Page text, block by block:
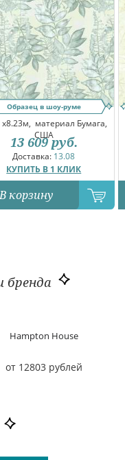
Образец в шоу-руме
материал Бумага,
США
Доставка: 13.08
КУПИТЬ В 1 КЛИК
13 609 руб.
корзину
бренда
Hampton House
от 12803 рублей